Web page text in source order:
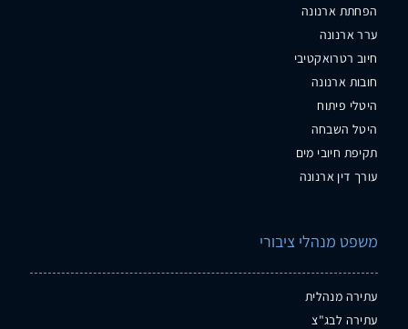
הפחתת ארנונה
ערר ארנונה
חיוב רטרואקטיבי
חובות ארנונה
היטלי פיתוח
היטל השבחה
תקיפת חיובי מים
עורך דין ארנונה
משפט מנהלי ציבורי
עתירה מנהלית
עתירה לבג"צ